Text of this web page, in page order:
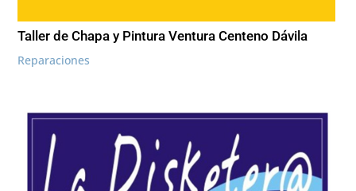
Taller de Chapa y Pintura Ventura Centeno Dávila
Reparaciones